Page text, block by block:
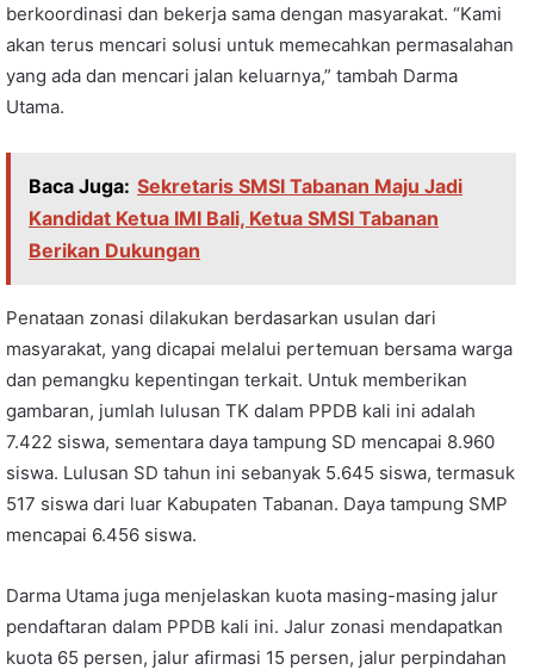
berkoordinasi dan bekerja sama dengan masyarakat. “Kami
akan terus mencari solusi untuk memecahkan permasalahan
yang ada dan mencari jalan keluarnya,” tambah Darma
Utama.
Baca Juga: Sekretaris SMSI Tabanan Maju Jadi
Kandidat Ketua IMI Bali, Ketua SMSI Tabanan
Berikan Dukungan
Penataan zonasi dilakukan berdasarkan usulan dari
masyarakat, yang dicapai melalui pertemuan bersama warga
dan pemangku kepentingan terkait. Untuk memberikan
gambaran, jumlah lulusan TK dalam PPDB kali ini adalah
7.422 siswa, sementara daya tampung SD mencapai 8.960
siswa. Lulusan SD tahun ini sebanyak 5.645 siswa, termasuk
517 siswa dari luar Kabupaten Tabanan. Daya tampung SMP
mencapai 6.456 siswa.
Darma Utama juga menjelaskan kuota masing-masing jalur
pendaftaran dalam PPDB kali ini. Jalur zonasi mendapatkan
kuota 65 persen, jalur afirmasi 15 persen, jalur perpindahan